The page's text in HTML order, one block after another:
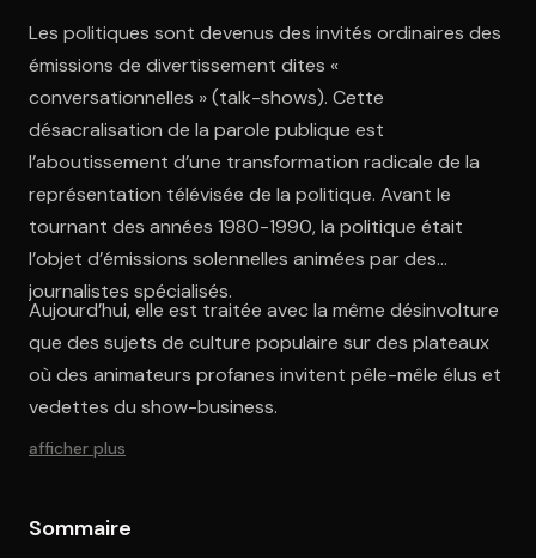
Les politiques sont devenus des invités ordinaires des
émissions de divertissement dites «
conversationnelles » (talk-shows). Cette
désacralisation de la parole publique est
l’aboutissement d’une transformation radicale de la
représentation télévisée de la politique. Avant le
tournant des années 1980-1990, la politique était
l’objet d’émissions solennelles animées par des
journalistes spécialisés.
Aujourd’hui, elle est traitée avec la même désinvolture
que des sujets de culture populaire sur des plateaux
où des animateurs profanes invitent pêle-mêle élus et
vedettes du show-business.
afficher plus
Sommaire